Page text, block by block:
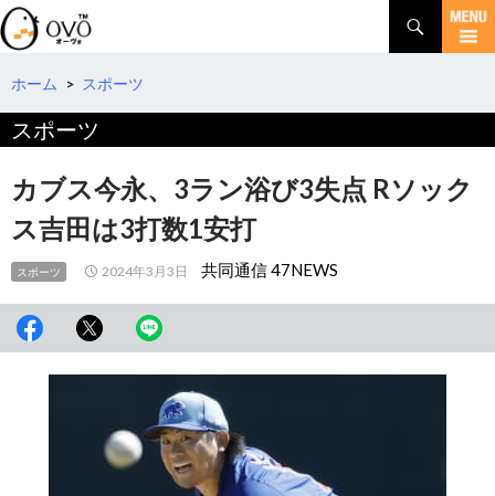
検
索
コ
テ
へ
動
ホーム > スポーツ
スポーツ
カブス今永、3ラン浴び3失点 Rソック
ス吉田は3打数1安打
スポーツ 2024年3月3日 共同通信 47NEWS